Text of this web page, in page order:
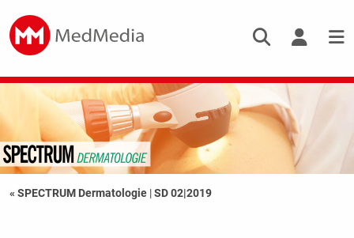
« SPECTRUM Dermatologie |SD 02|2019